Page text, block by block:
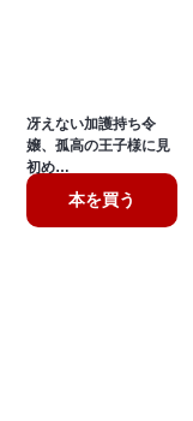
冴えない加護持ち令
嬢、孤高の王子様に見
初め…
本を買う